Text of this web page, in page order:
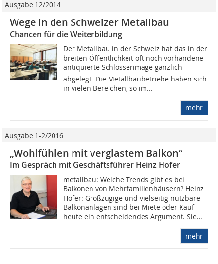
Ausgabe 12/2014
Wege in den Schweizer Metallbau
Chancen für die Weiterbildung
Der Metallbau in der Schweiz hat das in der
breiten Öffentlichkeit oft noch vorhandene
antiquierte Schlosserimage gänzlich
abgelegt. Die Metallbaubetriebe haben sich
in vielen Bereichen, so im...
mehr
Ausgabe 1-2/2016
„Wohlfühlen mit ver­glastem Balkon“
Im Gespräch mit Geschäftsführer Heinz Hofer
metallbau: Welche Trends gibt es bei
Balkonen von Mehrfamilienhäusern? Heinz
Hofer: Großzügige und vielseitig nutzbare
Balkonanlagen sind bei Miete oder Kauf
heute ein entscheidendes Argument. Sie...
mehr